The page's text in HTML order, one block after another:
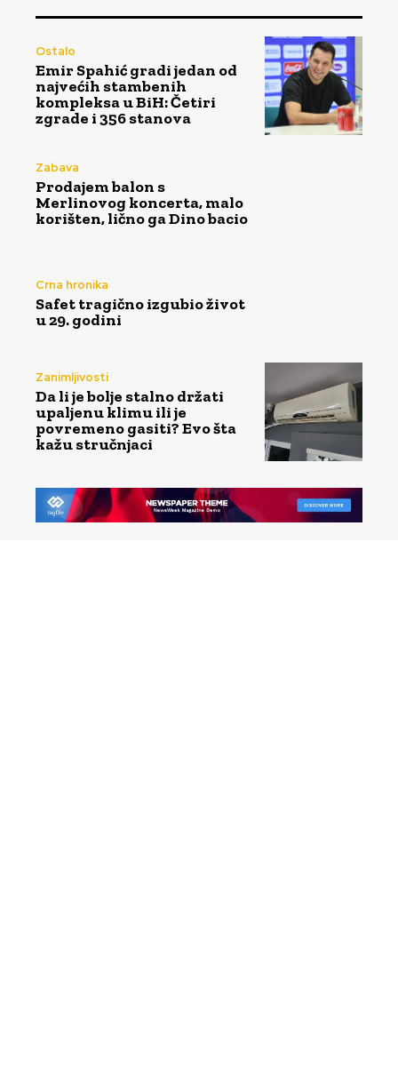
Ostalo
Emir Spahić gradi jedan od
najvećih stambenih
kompleksa u BiH: Četiri
zgrade i 356 stanova
Zabava
Prodajem balon s
Merlinovog koncerta, malo
korišten, lično ga Dino bacio
Crna hronika
Safet tragično izgubio život
u 29. godini
Zanimljivosti
Da li je bolje stalno držati
upaljenu klimu ili je
povremeno gasiti? Evo šta
kažu stručnjaci